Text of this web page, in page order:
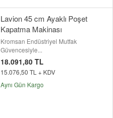
Lavion 45 cm Ayaklı Poşet
Kapatma Makinası
Kromsan Endüstriyel Mutfak
Güvencesiyle...
18.091,80 TL
15.076,50 TL + KDV
Aynı Gün Kargo